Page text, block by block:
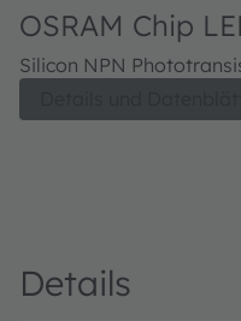
OSRAM Chip
Silicon NPN
Details